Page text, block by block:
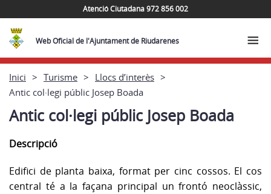
Atenció Ciutadana 972 856 002
Web Oficial de l'Ajuntament de Riudarenes
Inici Turisme
Llocs d’interès
Antic col·legi públic Josep Boada
Antic col·legi públic Josep Boada
Descripció
Edifici de planta baixa, format per cinc cossos. El cos
central té a la façana principal un frontó neoclàssic,